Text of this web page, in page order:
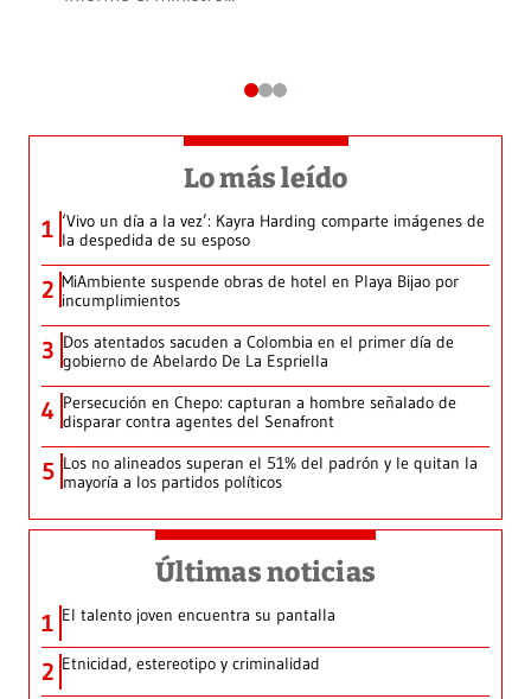
Lo más leído
1 ‘Vivo un día a la vez’: Kayra Harding comparte imágenes de
la despedida de su esposo
2 MiAmbiente suspende obras de hotel en Playa Bijao por
incumplimientos
3 Dos atentados sacuden a Colombia en el primer día de
gobierno de Abelardo De La Espriella
4 Persecución en Chepo: capturan a hombre señalado de
disparar contra agentes del Senafront
5 Los no alineados superan el 51% del padrón y le quitan la
mayoría a los partidos políticos
Últimas noticias
1 El talento joven encuentra su pantalla​
2 Etnicidad, estereotipo y criminalidad